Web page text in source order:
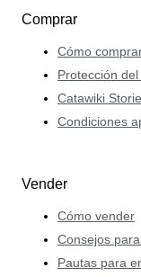
Comprar
Cómo
Protección
Catawiki
Condiciones
Vender
Cómo vender
Consejos
Pautas para